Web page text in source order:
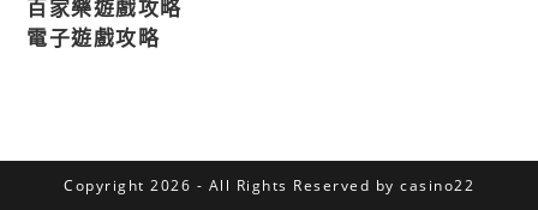
百家樂遊戲攻略
電子遊戲攻略
Copyright 2026 - All Rights Reserved by casino22